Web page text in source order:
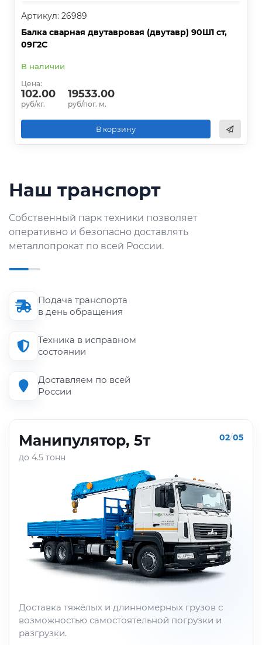
Артикул: 26989
Балка сварная двутавровая (двутавр) 90Ш1 ст,
09Г2С
В наличии
Цена:
102.00
руб/кг.
19533.00
руб/пог. м.
В корзину
Наш транспорт
Собственный парк техники позволяет
оперативно и безопасно доставлять
металлопрокат по всей России.
Подача транспорта
в день обращения
Техника в исправном
состоянии
Доставляем по всей
России
ГАЗон-NEXT, 5т
до 5 тонн
03/05
Перевозка металлопроката средней
грузоподъёмности для строительных и
производственных объектов.